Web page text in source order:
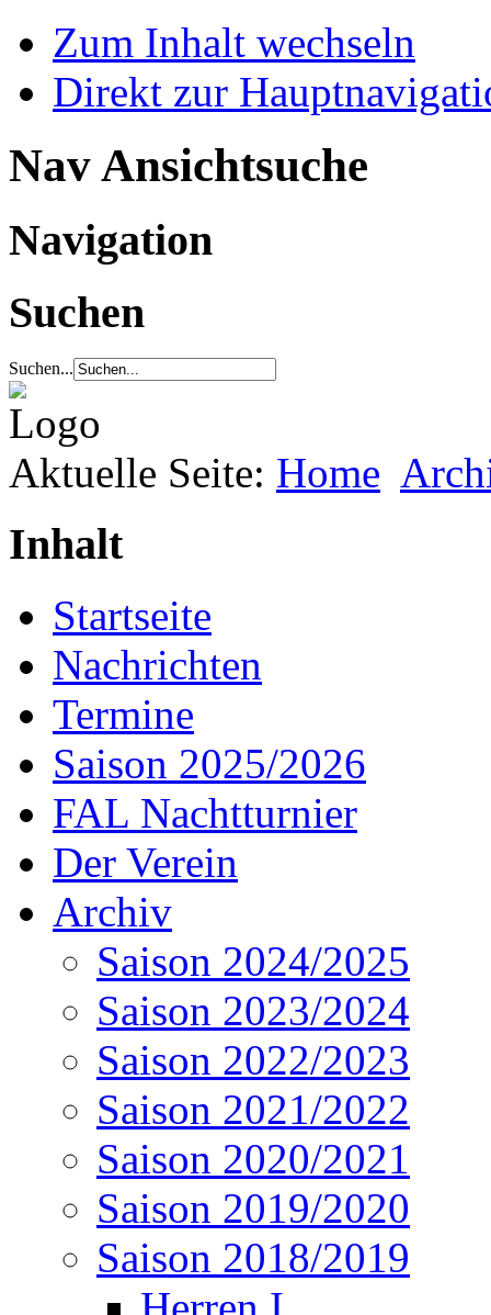
Zum Inhalt wechseln
Direkt zur
Nav Ansichtsuche
Navigation
Suchen
Suchen...
Aktuelle Seite: Home
Inhalt
Startseite
Nachrichten
Termine
Saison 2025/2026
FAL Nachtturnier
Der Verein
Archiv
Saison 2024/2025
Saison 2023/2024
Saison 2022/2023
Saison 2021/2022
Saison 2020/2021
Saison 2019/2020
Saison 2018/2019